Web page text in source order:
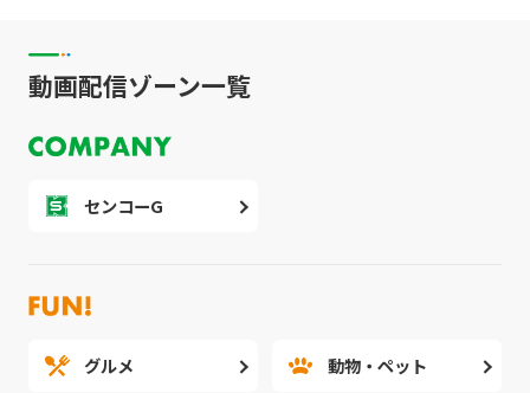
動画配信ゾーン一覧
センコーG
グルメ 動物・ペット